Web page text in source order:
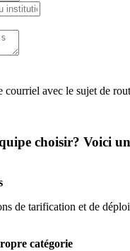
avec le sujet de
choisir? Voici
de tarification et de
catégorie